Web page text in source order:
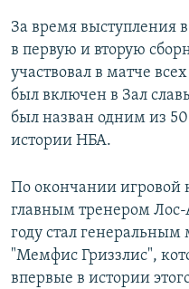
За время выступления
в первую и вторую
участвовал в матче
был включен в Зал
был назван одним из
истории НБА.
По окончании игровой
главным тренером
году стал
"Мемфис Гриззлис",
впервые в истории